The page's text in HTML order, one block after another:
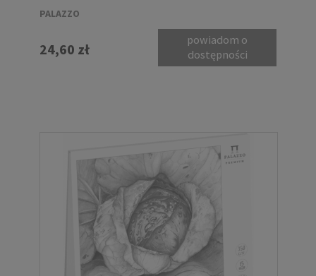
PALAZZO
24,60 zł
powiadom o
dostępności